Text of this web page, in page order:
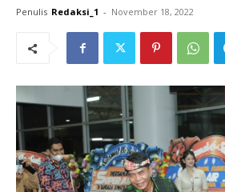
Penulis Redaksi_1 - November 18, 2022